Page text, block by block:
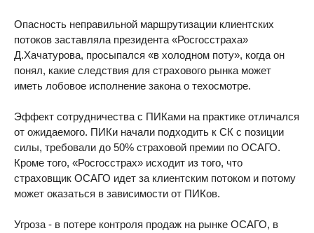
Опасность неправильной маршрутизации клиентских
потоков заставляла президента «Росгосстраха»
Д.Хачатурова, просыпался «в холодном поту», когда он
понял, какие следствия для страхового рынка может
иметь лобовое исполнение закона о техосмотре.
Эффект сотрудничества с ПИКами на практике отличался
от ожидаемого. ПИКи начали подходить к СК с позиции
силы, требовали до 50% страховой премии по ОСАГО.
Кроме того, «Росгосстрах» исходит из того, что
страховщик ОСАГО идет за клиентским потоком и потому
может оказаться в зависимости от ПИКов.
Угроза - в потере контроля продаж на рынке ОСАГО, в